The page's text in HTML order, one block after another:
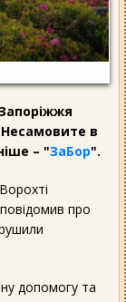
Несамовите в
– "ЗаБор".
про
допомогу та